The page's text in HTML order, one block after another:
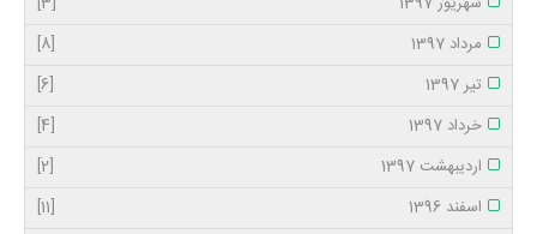
مرداد 1397
[8]
تیر 1397
[6]
خرداد 1397
[4]
اردیبهشت 1397
[2]
اسفند 1396
[11]